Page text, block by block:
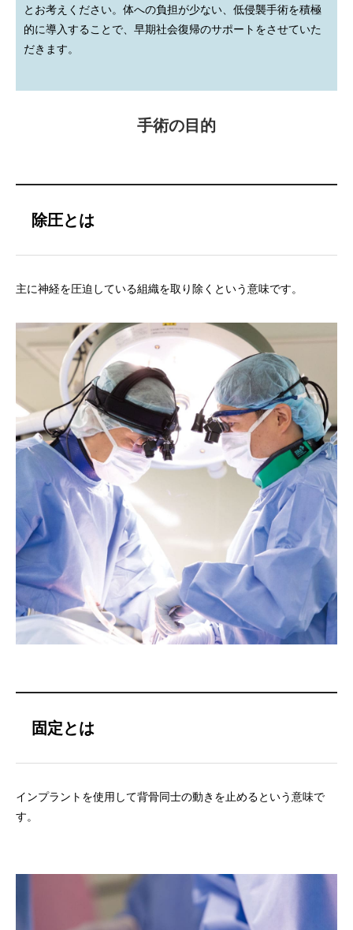
とお考えください。体への負担が少ない、低侵襲手術を積極
的に導入することで、早期社会復帰のサポートをさせていた
だきます。
手術の目的
除圧とは
主に神経を圧迫している組織を取り除くという意味です。
固定とは
インプラントを使用して背骨同士の動きを止めるという意味で
す。